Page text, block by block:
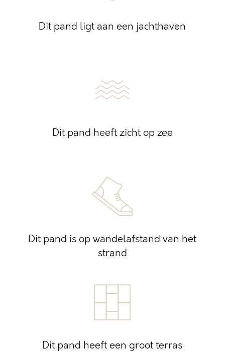
Dit pand ligt aan een jachthaven
Dit pand heeft zicht op zee
Dit pand is op wandelafstand van het
strand
Dit pand heeft een groot terras